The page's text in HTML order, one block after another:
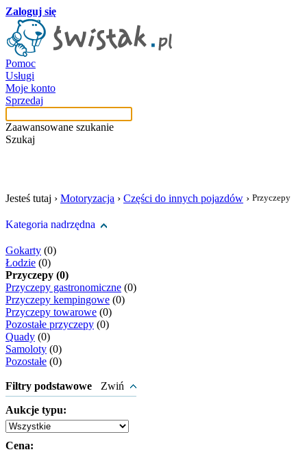
Zaloguj się
Pomoc
Usługi
Moje konto
Sprzedaj
Zaawansowane szukanie
Szukaj
Jesteś tutaj › Motoryzacja › Części do innych pojazdów › Przyczepy
Kategoria nadrzędna
Gokarty (0)
Łodzie (0)
Przyczepy (0)
Przyczepy gastronomiczne (0)
Przyczepy kempingowe (0)
Przyczepy towarowe (0)
Pozostałe przyczepy (0)
Quady (0)
Samoloty (0)
Pozostałe (0)
Filtry podstawowe Zwiń
Aukcje typu:
Cena: